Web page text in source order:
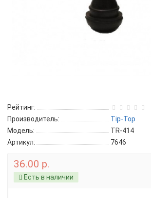
Рейтинг:
Производитель:
Tip-Top
Модель:
TR-414
Артикул:
7646
36.00 р.
Есть в наличии